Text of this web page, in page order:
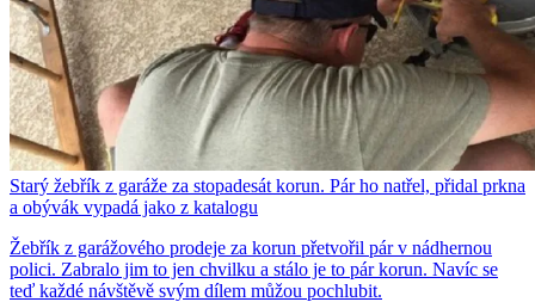
Starý žebřík z garáže za stopadesát korun. Pár ho natřel, přidal prkna
a obývák vypadá jako z katalogu
Žebřík z garážového prodeje za korun přetvořil pár v nádhernou
polici. Zabralo jim to jen chvilku a stálo je to pár korun. Navíc se
teď každé návštěvě svým dílem můžou pochlubit.